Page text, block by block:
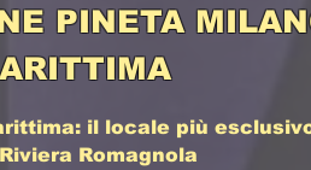
PINETA
il locale più
Romagnola